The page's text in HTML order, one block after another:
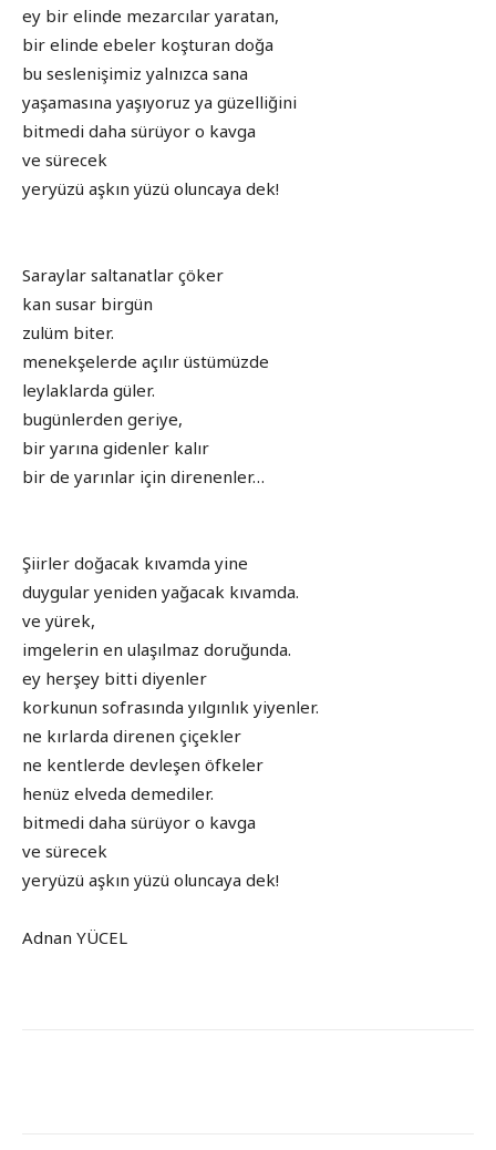
ey bir elinde mezarcılar yaratan,
bir elinde ebeler koşturan doğa
bu seslenişimiz yalnızca sana
yaşamasına yaşıyoruz ya güzelliğini
bitmedi daha sürüyor o kavga
ve sürecek
yeryüzü aşkın yüzü oluncaya dek!
Saraylar saltanatlar çöker
kan susar birgün
zulüm biter.
menekşelerde açılır üstümüzde
leylaklarda güler.
bugünlerden geriye,
bir yarına gidenler kalır
bir de yarınlar için direnenler…
Şiirler doğacak kıvamda yine
duygular yeniden yağacak kıvamda.
ve yürek,
imgelerin en ulaşılmaz doruğunda.
ey herşey bitti diyenler
korkunun sofrasında yılgınlık yiyenler.
ne kırlarda direnen çiçekler
ne kentlerde devleşen öfkeler
henüz elveda demediler.
bitmedi daha sürüyor o kavga
ve sürecek
yeryüzü aşkın yüzü oluncaya dek!
Adnan YÜCEL